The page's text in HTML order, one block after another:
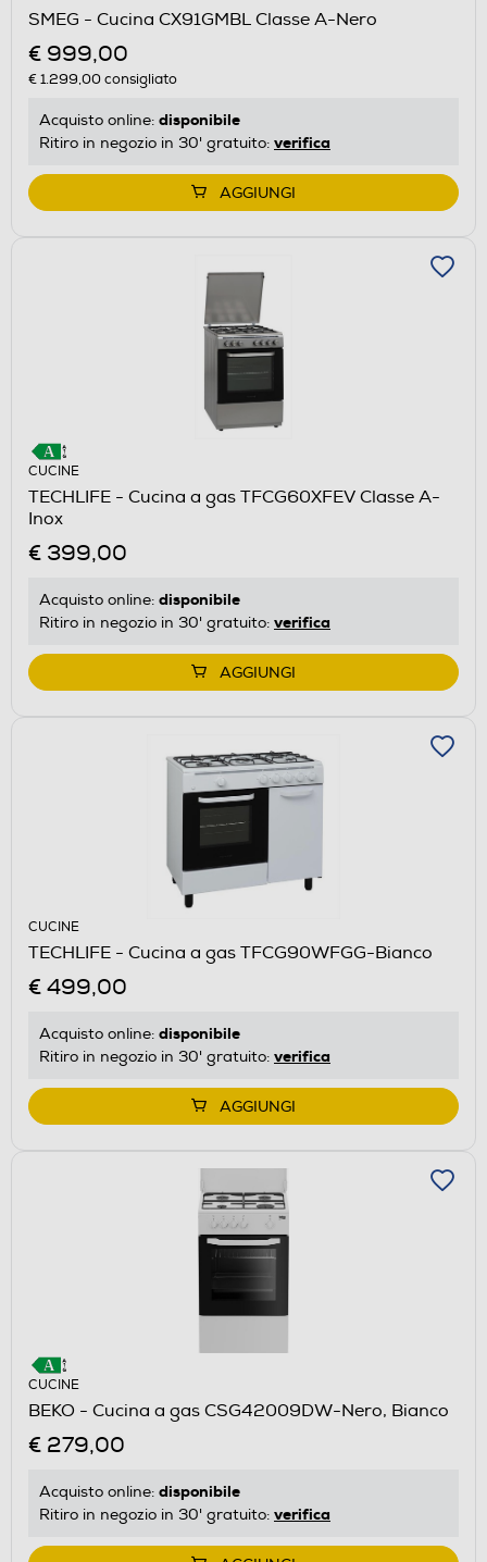
SMEG - Cucina CX91GMBL Classe A-Nero
€ 999,00
€ 1.299,00consigliato
Acquisto online: disponibile
Ritiro in negozio in 30' gratuito: verifica
AGGIUNGI
CUCINE
TECHLIFE - Cucina a gas TFCG60XFEV Classe A-
Inox
€ 399,00
Acquisto online: disponibile
Ritiro in negozio in 30' gratuito: verifica
AGGIUNGI
CUCINE
TECHLIFE - Cucina a gas TFCG90WFGG-Bianco
€ 499,00
Acquisto online: disponibile
Ritiro in negozio in 30' gratuito: verifica
AGGIUNGI
CUCINE
BEKO - Cucina a gas CSG42009DW-Nero, Bianco
€ 279,00
Acquisto online: disponibile
Ritiro in negozio in 30' gratuito: verifica